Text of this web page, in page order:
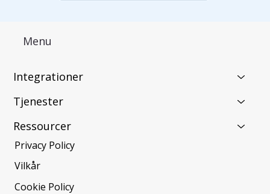
Menu
Privacy Policy
Integrationer
Tjenester
Ressourcer
Vilkår
Cookie Policy